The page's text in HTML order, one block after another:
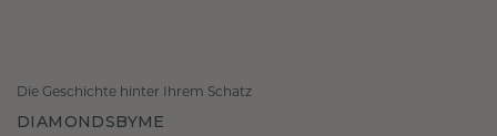
Die Geschichte hinter Ihrem Schatz
DIAMONDSBYME